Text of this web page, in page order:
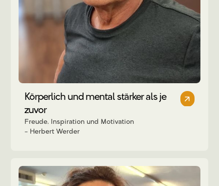
Körperlich und mental stärker als je
zuvor
Freude, Inspiration und Motivation
Herbert Werder